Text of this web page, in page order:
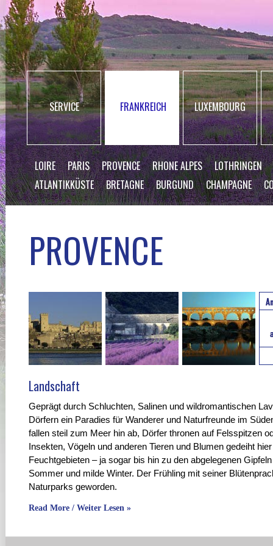
SERVICE FRANKREICH LUXEMBOURG
LOIRE PARIS PROVENCE RHONE ALPES
LOTHRINGEN
ATLANTIKKÜSTE
BRETAGNE BURGUND CHAMPAGNE
PROVENCE
Landschaft
Geprägt durch Schluchten, Salinen und wildromantischen
Dörfern ein Paradies für Wanderer und Naturfreunde im
fallen steil zum Meer hin ab, Dörfer thronen auf Felsspitzen
Insekten, Vögeln und anderen Tieren und Blumen gedeiht
Feuchtgebieten – ja sogar bis hin zu den abgelegenen
Sommer und milde Winter. Der Frühling mit seiner
Naturparks geworden.
Read More / Weiter Lesen »